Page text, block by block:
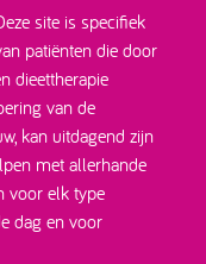
site is specifiek
patiënten die door
dieettherapie
van de
kan uitdagend zijn
met allerhande
voor elk type
dag en voor